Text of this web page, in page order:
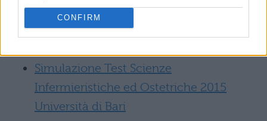
CONFIRM
Simulazione Test Professioni Sanitarie
2014 Università del Piemonte Orientale
Simulazione Test Scienze
Infermieristiche ed Ostetriche 2015
Università di Bari